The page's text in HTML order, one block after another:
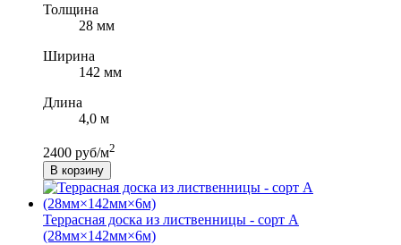
Толщина
28 мм
Ширина
142 мм
Длина
4,0 м
2400 руб/м2
В корзину
Террасная доска из лиственницы - сорт A
(28мм×142мм×6м)